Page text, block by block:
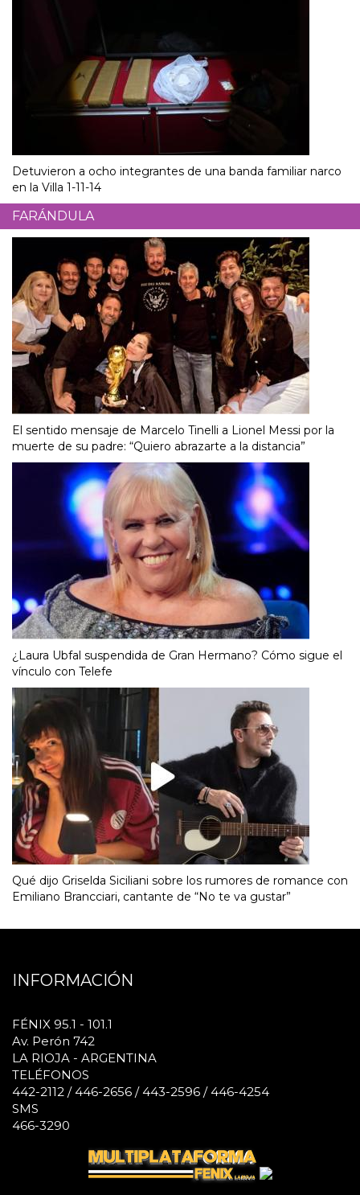
Detuvieron a ocho integrantes de una banda familiar narco
en la Villa 1-11-14
FARÁNDULA
El sentido mensaje de Marcelo Tinelli a Lionel Messi por la
muerte de su padre: “Quiero abrazarte a la distancia”
¿Laura Ubfal suspendida de Gran Hermano? Cómo sigue el
vínculo con Telefe
Qué dijo Griselda Siciliani sobre los rumores de romance con
Emiliano Brancciari, cantante de “No te va gustar”
INFORMACIÓN
FÉNIX 95.1 - 101.1
Av. Perón 742
LA RIOJA - ARGENTINA
TELÉFONOS
442-2112 / 446-2656 / 443-2596 / 446-4254
SMS
466-3290